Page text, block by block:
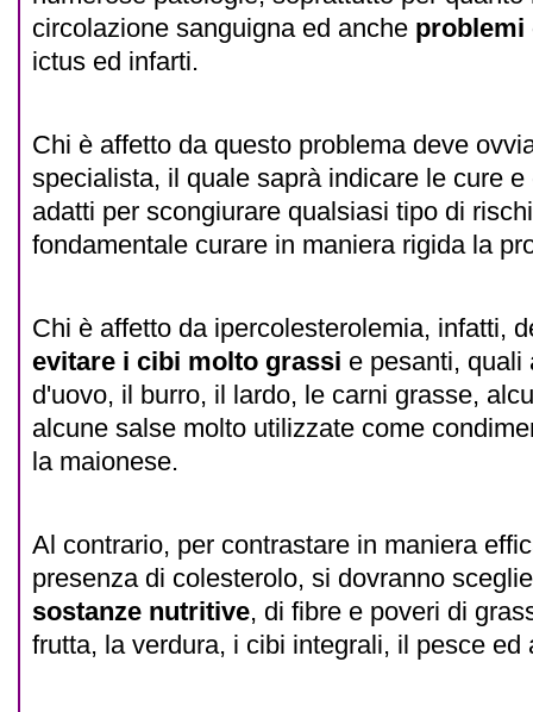
circolazione sanguigna ed anche problemi
ictus ed infarti.
Chi è affetto da questo problema deve
specialista, il quale saprà indicare le cure
adatti per scongiurare qualsiasi tipo di
fondamentale curare in maniera rigida la
Chi è affetto da ipercolesterolemia, infatti,
evitare i cibi molto grassi e pesanti, quali
d'uovo, il burro, il lardo, le carni grasse,
alcune salse molto utilizzate come
la maionese.
Al contrario, per contrastare in maniera
presenza di colesterolo, si dovranno
sostanze nutritive, di fibre e poveri di
frutta, la verdura, i cibi integrali, il pesce ed